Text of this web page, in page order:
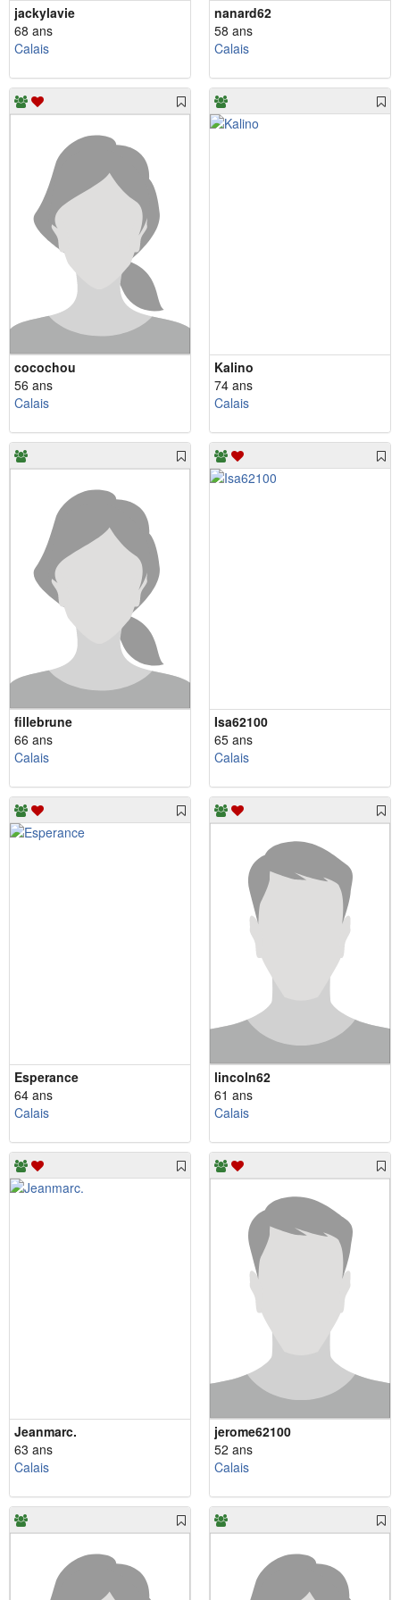
jackylavie
68 ans
Calais
nanard62
58 ans
Calais
cocochou
56 ans
Calais
Kalino
74 ans
Calais
fillebrune
66 ans
Calais
Isa62100
65 ans
Calais
Esperance
64 ans
Calais
lincoln62
61 ans
Calais
Jeanmarc.
63 ans
Calais
jerome62100
52 ans
Calais